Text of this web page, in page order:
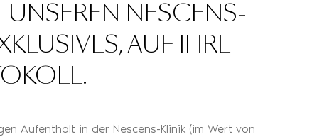
NESCENS-H
AUF IHRE B
Aufenthalt in der Nescens-Klinik (im Wert von